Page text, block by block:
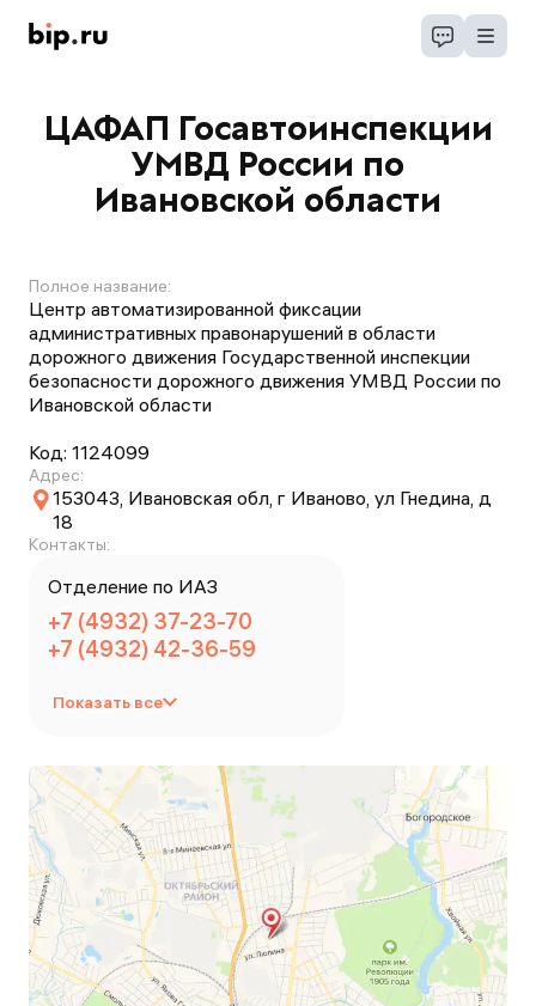
ЦАФАП Госавтоинспекции
УМВД России по
Ивановской области
Полное название:
Центр автоматизированной фиксации
административных правонарушений в области
дорожного движения Государственной инспекции
безопасности дорожного движения УМВД России по
Ивановской области
Код: 1124099
Адрес:
153043, Ивановская обл, г Иваново, ул Гнедина, д
18
Контакты:
Отделение по ИАЗ
+7 (4932) 37-23-70
+7 (4932) 42-36-59
Показать все